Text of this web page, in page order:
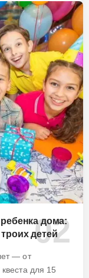
дома:
детей
— от
для 15